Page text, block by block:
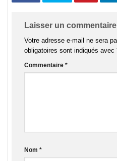
Laisser un commentaire
Votre adresse e-mail ne sera
obligatoires sont indiqués avec
Commentaire *
Nom *